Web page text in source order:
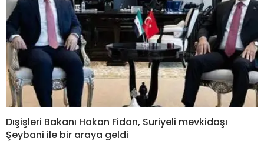
Dışişleri Bakanı Hakan Fidan, Suriyeli mevkidaşı
Şeybani ile bir araya geldi